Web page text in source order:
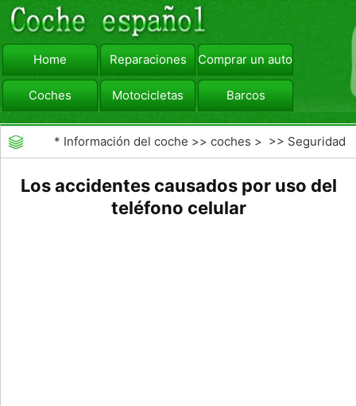
Home Reparaciones Comprar un automóvil
Coches Motocicletas Barcos
viajar Camiones
* Información del coche >>coches > >> Seguridad
Los accidentes causados ​​por uso del
teléfono celular